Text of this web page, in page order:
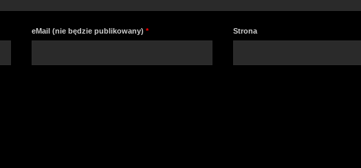
eMail (nie będzie publikowany)* Strona